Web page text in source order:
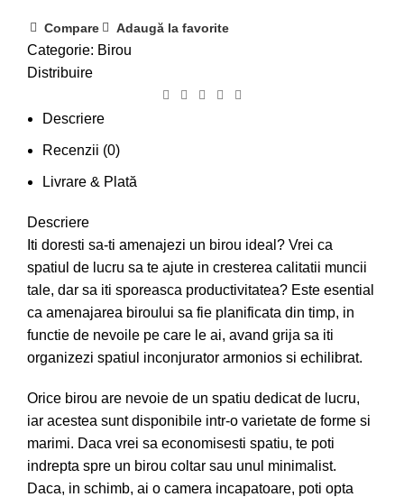
Compare Adaugă la favorite
Categorie: Birou
Distribuire
Descriere
Recenzii (0)
Livrare & Plată
Descriere
Iti doresti sa-ti amenajezi un birou ideal? Vrei ca
spatiul de lucru sa te ajute in cresterea calitatii muncii
tale, dar sa iti sporeasca productivitatea? Este esential
ca amenajarea biroului sa fie planificata din timp, in
functie de nevoile pe care le ai, avand grija sa iti
organizezi spatiul inconjurator armonios si echilibrat.
Orice birou are nevoie de un spatiu dedicat de lucru,
iar acestea sunt disponibile intr-o varietate de forme si
marimi. Daca vrei sa economisesti spatiu, te poti
indrepta spre un birou coltar sau unul minimalist.
Daca, in schimb, ai o camera incapatoare, poti opta